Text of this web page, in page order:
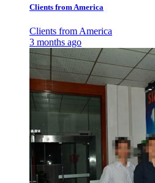
Clients from America
Clients from America
3 months ago